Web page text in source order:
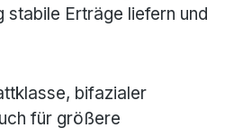
stabile Erträge liefern und
bifazialer
für größere